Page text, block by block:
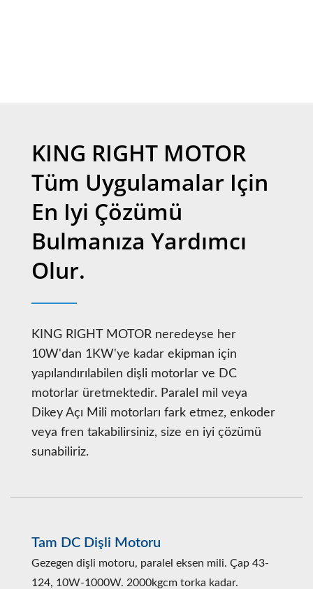
KING RIGHT MOTOR
Tüm Uygulamalar Için
En Iyi Çözümü
Bulmanıza Yardımcı
Olur.
KING RIGHT MOTOR neredeyse her
10W'dan 1KW'ye kadar ekipman için
yapılandırılabilen dişli motorlar ve DC
motorlar üretmektedir. Paralel mil veya
Dikey Açı Mili motorları fark etmez, enkoder
veya fren takabilirsiniz, size en iyi çözümü
sunabiliriz.
Tam DC Dişli Motoru
Gezegen dişli motoru, paralel eksen mili. Çap 43-
124, 10W-1000W. 2000kgcm torka kadar.